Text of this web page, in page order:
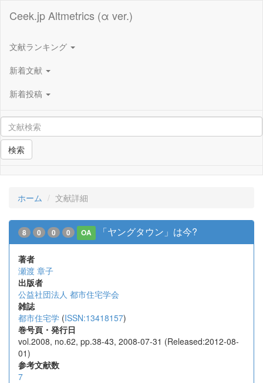
Ceek.jp Altmetrics (α ver.)
文献ランキング
新着文献
新着投稿
検索
ホーム 文献詳細
8 0 0 0 OA 「ヤングタウン」は今?
著者
瀬渡 章子
出版者
公益社団法人 都市住宅学会
雑誌
都市住宅学 (ISSN:13418157)
巻号頁・発行日
vol.2008, no.62, pp.38-43, 2008-07-31 (Released:2012-08-
01)
参考文献数
7